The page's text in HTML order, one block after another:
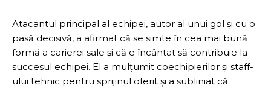
Atacantul principal al echipei, autor al unui gol și cu o
pasă decisivă, a afirmat că se simte în cea mai bună
formă a carierei sale și că e încântat să contribuie la
succesul echipei. El a mulțumit coechipierilor și staff-
ului tehnic pentru sprijinul oferit și a subliniat că